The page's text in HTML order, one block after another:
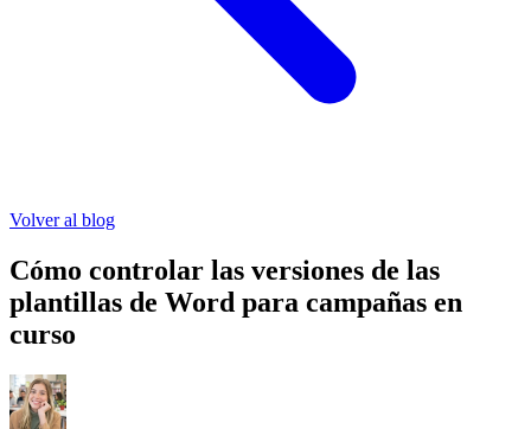
Volver al blog
Cómo controlar las versiones de las
plantillas de Word para campañas en
curso